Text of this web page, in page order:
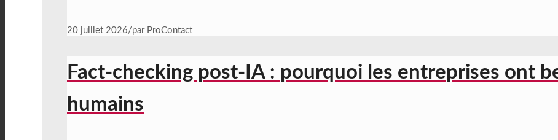
20 juillet 2026/par ProContact
Fact-checking post-IA : pourquoi les entreprises ont
humains